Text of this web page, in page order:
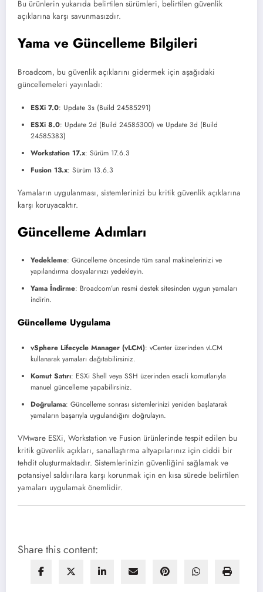
Bu ürünlerin yukarıda belirtilen sürümleri, belirtilen güvenlik
açıklarına karşı savunmasızdır.
Yama ve Güncelleme Bilgileri
Broadcom, bu güvenlik açıklarını gidermek için aşağıdaki
güncellemeleri yayınladı:
ESXi 7.0: Update 3s (Build 24585291)
ESXi 8.0: Update 2d (Build 24585300) ve Update 3d (Build
24585383)
Workstation 17.x: Sürüm 17.6.3
Fusion 13.x: Sürüm 13.6.3
Yamaların uygulanması, sistemlerinizi bu kritik güvenlik açıklarına
karşı koruyacaktır.
Güncelleme Adımları
Yedekleme: Güncelleme öncesinde tüm sanal makinelerinizi ve
yapılandırma dosyalarınızı yedekleyin.
Yama İndirme: Broadcom’un resmi destek sitesinden uygun yamaları
indirin.
Güncelleme Uygulama
vSphere Lifecycle Manager (vLCM): vCenter üzerinden vLCM
kullanarak yamaları dağıtabilirsiniz.
Komut Satırı: ESXi Shell veya SSH üzerinden esxcli komutlarıyla
manuel güncelleme yapabilirsiniz.
Doğrulama: Güncelleme sonrası sistemlerinizi yeniden başlatarak
yamaların başarıyla uygulandığını doğrulayın.
VMware ESXi, Workstation ve Fusion ürünlerinde tespit edilen bu
kritik güvenlik açıkları, sanallaştırma altyapılarınız için ciddi bir
tehdit oluşturmaktadır. Sistemlerinizin güvenliğini sağlamak ve
potansiyel saldırılara karşı korunmak için en kısa sürede belirtilen
yamaları uygulamak önemlidir.
Share this content: